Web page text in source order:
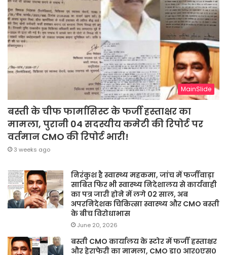
MainSlide
बस्ती के चीफ फार्मासिस्ट के फर्जी हस्ताक्षर का
मामला, पुरानी 04 सदस्यीय कमेटी की रिपोर्ट पर
वर्तमान CMO की रिपोर्ट भारी!
3 weeks ago
निरंकुश है स्वास्थ्य महकमा, जांच में फर्जीवाड़ा
साबित फिर भी स्वास्थ्य निदेशालय से कार्यवाही
का पत्र जारी होने में लगे 02 साल, अब
अपरनिदेशक चिकित्सा स्वास्थ्य और CMO बस्ती
के बीच विरोधाभास
June 20, 2026
बस्ती CMO कार्यालय के स्टोर में फर्जी हस्ताक्षर
और हेराफेरी का मामला, CMO डा० आर०एस०